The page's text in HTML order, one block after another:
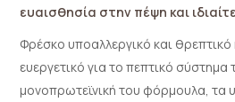
ευαισθησία στην πέψη και
Φρέσκο υποαλλεργικό και θρεπτικό
ευεργετικό για το πεπτικό
μονοπρωτεϊνική του φόρμουλα, τα